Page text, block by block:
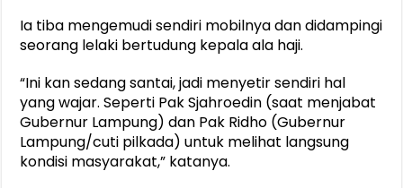
Ia tiba mengemudi sendiri mobilnya dan didampingi
seorang lelaki bertudung kepala ala haji.
“Ini kan sedang santai, jadi menyetir sendiri hal
yang wajar. Seperti Pak Sjahroedin (saat menjabat
Gubernur Lampung) dan Pak Ridho (Gubernur
Lampung/cuti pilkada) untuk melihat langsung
kondisi masyarakat,” katanya.